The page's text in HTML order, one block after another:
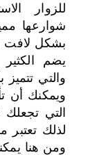
للزوار
شوارعها
بشكل لافت
يضم
والتي
ويمكنك أن
التي تجعلك
لذلك
ومن هنا